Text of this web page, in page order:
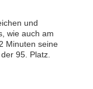
und
wie auch am
Minuten seine
95. Platz.